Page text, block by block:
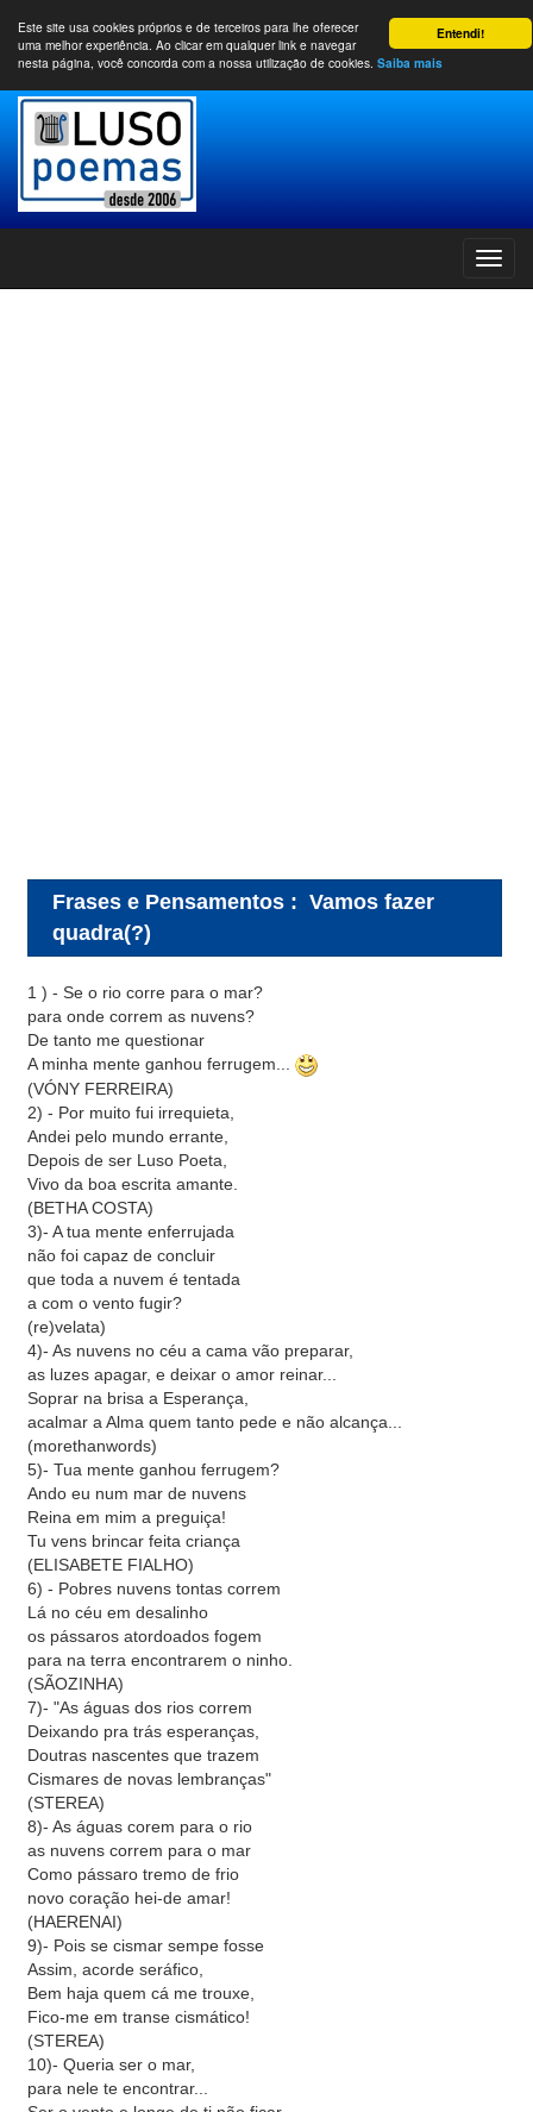
Entendi!
Este site usa cookies próprios e de terceiros para lhe oferecer
uma melhor experiência. Ao clicar em qualquer link e navegar
nesta página, você concorda com a nossa utilização de cookies. Saiba mais
Frases e Pensamentos : Vamos fazer
quadra(?)
1 ) - Se o rio corre para o mar?
para onde correm as nuvens?
De tanto me questionar
A minha mente ganhou ferrugem...
(VÓNY FERREIRA)
2) - Por muito fui irrequieta,
Andei pelo mundo errante,
Depois de ser Luso Poeta,
Vivo da boa escrita amante.
(BETHA COSTA)
3)- A tua mente enferrujada
não foi capaz de concluir
que toda a nuvem é tentada
a com o vento fugir?
(re)velata)
4)- As nuvens no céu a cama vão preparar,
as luzes apagar, e deixar o amor reinar...
Soprar na brisa a Esperança,
acalmar a Alma quem tanto pede e não alcança...
(morethanwords)
5)- Tua mente ganhou ferrugem?
Ando eu num mar de nuvens
Reina em mim a preguiça!
Tu vens brincar feita criança
(ELISABETE FIALHO)
6) - Pobres nuvens tontas correm
Lá no céu em desalinho
os pássaros atordoados fogem
para na terra encontrarem o ninho.
(SÃOZINHA)
7)- "As águas dos rios correm
Deixando pra trás esperanças,
Doutras nascentes que trazem
Cismares de novas lembranças"
(STEREA)
8)- As águas corem para o rio
as nuvens correm para o mar
Como pássaro tremo de frio
novo coração hei-de amar!
(HAERENAI)
9)- Pois se cismar sempe fosse
Assim, acorde seráfico,
Bem haja quem cá me trouxe,
Fico-me em transe cismático!
(STEREA)
10)- Queria ser o mar,
para nele te encontrar...